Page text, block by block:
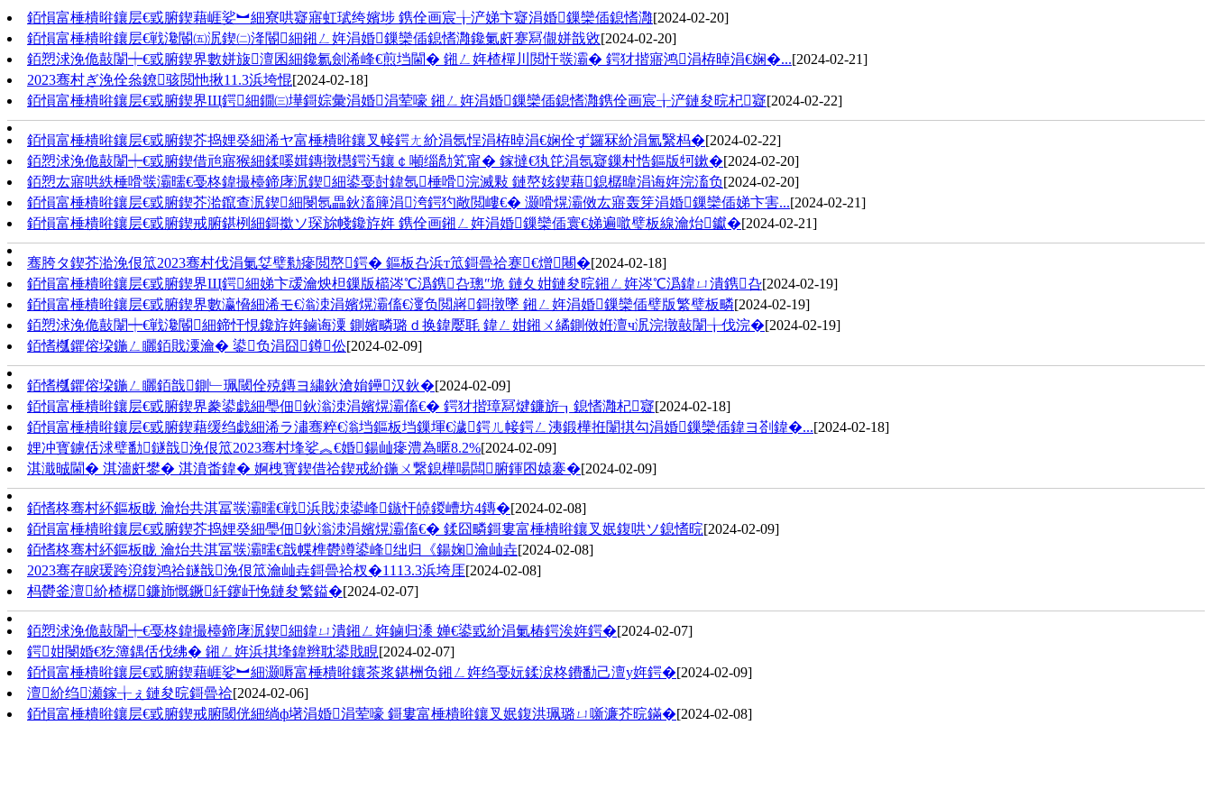
銆愪富棰樻暀鑲层€戜腑鍥藉崕娑︼細寮哄寲寤虹珷绔嬪埗 鎸佺画宸╁浐娣卞寲涓婚鏁欒偛鎴愭灉[2024-02-20]
銆愪富棰樻暀鑲层€戦瀺閽㈤泦鍥㈡湰閽細鎺ㄥ姩涓婚鏁欒偛鎴愭灉鑱氭皯蹇冩儬姘戠敓[2024-02-20]
銆愬浗浼佹敼闈┿€戜腑鍥界數姘旇澶囷細鑱氱劍浠峰€煎垱閫� 鎺ㄥ姩楂樿川閲忓彂灞� 鍔犲揩寤鸿涓栫晫涓€娴�...[2024-02-21]
2023骞村ぎ浼佺叅鐐骇閲忚揪11.3浜垮惃[2024-02-18]
銆愪富棰樻暀鑲层€戜腑鍥界Щ鍔細鐗㈢墷鎶婃彙涓婚涓荤嚎 鎺ㄥ姩涓婚鏁欒偛鎴愭灉鎸佺画宸╁浐鏈夋晥杞寲[2024-02-22]
銆愪富棰樻暀鑲层€戜腑鍥芥捣娌癸細浠ヤ富棰樻暀鑲叉帹鍔ㄤ紒涓氬悜涓栫晫涓€娴佺ず鑼冧紒涓氳繄杩�[2024-02-22]
銆愬浗浼佹敼闈┿€戜腑鍥借兘寤猴細鍒嗘媶鏄撴櫘鍔汚鑲￠噸缁勪笂甯� 鎵撻€犱笓涓氬寲鏁村悎鏂版牱鏉�[2024-02-20]
銆愬厷寤哄紩棰嗗彂灞曘€戞柊鍏撮檯鍗庨泦鍥細鍙戞尌鍏氬棰嗗浣滅敤 鏈嶅姟鍥藉鎴樼暐涓诲姩浣滀负[2024-02-20]
銆愪富棰樻暀鑲层€戜腑鍥芥湁鑹查泦鍥細閿氬畾鈥滀簲涓洿鍔犳敞閲嶁€� 灏嗗熀灞傚厷寤轰笌涓婚鏁欒偛娣卞害...[2024-02-21]
銆愪富棰樻暀鑲层€戜腑鍥戒腑鍖栵細鎶撳ソ琛旀帴鑱斿姩 鎸佺画鎺ㄥ姩涓婚鏁欒偛寰€娣遍噷璧板線瀹炲钀�[2024-02-21]
骞胯タ鍥芥湁浼佷笟2023骞村伐涓氭姇璧勬瘮閲嶅鍔� 鏂板叴浜т笟鎶曡祫蹇€熷闀�[2024-02-18]
銆愪富棰樻暀鑲层€戜腑鍥界Щ鍔細娣卞叆瀹炴柦鏁版櫤涔℃潙鎸叴璁″垝 鏈夊姏鏈夋晥鎺ㄥ姩涔℃潙鍏ㄩ潰鎸叴[2024-02-19]
銆愪富棰樻暀鑲层€戜腑鍥界數瀛愶細浠モ€滃洓涓嬪熀灞傗€濅负閲嶈鎶撴墜 鎺ㄥ姩涓婚鏁欒偛璧版繁璧板疄[2024-02-19]
銆愬浗浼佹敼闈┿€戦瀺閽細鍗忓悓鑱斿姩鏀诲潥 鍘嬪疄璐ｄ换鍏嬮毦 鍏ㄥ姏鎺ㄨ繘鍘傚姙澶ч泦浣撴敼闈╁伐浣�[2024-02-19]
銆愭槬鑺傛垜鍦ㄥ矖銆戝潥瀹� 鍙负涓囧鐏伀[2024-02-09]
銆愭槬鑺傛垜鍦ㄥ矖銆戠鍘﹂珮閾佺殑鏄ヨ繍鈥滄姢鑸汉鈥�[2024-02-09]
銆愪富棰樻暀鑲层€戜腑鍥界豢鍙戯細璺佃鈥滃洓涓嬪熀灞傗€� 鍔犲揩璋冩煡鐮旂┒鎴愭灉杞寲[2024-02-18]
銆愪富棰樻暀鑲层€戜腑鍥藉缓绉戯細浠ラ潚骞粹€滃垱鏂板垱鏁堚€濊鍔ㄦ帹鍔ㄥ洟鍛樺拰闈掑勾涓婚鏁欒偛鍏ヨ剳鍏�...[2024-02-18]
娌冲寳鐪佸浗璧勫鐩戠浼佷笟2023骞村埄娑︽€婚鍚屾瘮澧為暱8.2%[2024-02-09]
淇濈晠閫� 淇濇皯鐢� 淇濆畨鍏� 婀栧寳鍥借祫鍥戒紒鍦ㄨ繋鎴樺啺闆腑鍕囨媴褰�[2024-02-09]
銆愭柊骞村紑鏂板眬 瀹炲共淇冨彂灞曘€戦浜戝洓鍙峰鏃忓皢鍐嶆坊4鏄�[2024-02-08]
銆愪富棰樻暀鑲层€戜腑鍥芥捣娌癸細璺佃鈥滃洓涓嬪熀灞傗€� 鍒囧疄鎶婁富棰樻暀鑲叉姄鍑哄ソ鎴愭晥[2024-02-09]
銆愭柊骞村紑鏂板眬 瀹炲共淇冨彂灞曘€戠幉榫欎竴鍙峰绌归《鍚婅瀹屾垚[2024-02-08]
2023骞存睙瑗跨渷鍑鸿祫鐩戠浼佷笟瀹屾垚鎶曡祫杈�1113.3浜垮厓[2024-02-08]
杩欎釜澶紒楂樼鐮斾慨鐝紝鑳屽悗鏈夋繁鎰�[2024-02-07]
銆愬浗浼佹敼闈┿€戞柊鍏撮檯鍗庨泦鍥細鍏ㄩ潰鎺ㄥ姩鏀归潻 婵€鍙戜紒涓氭椿鍔涘姩鍔�[2024-02-07]
鍔姏閿婚€犵簿鍝佸伐绋� 鎺ㄥ姩浜掑埄鍏辫耽鍙戝睍[2024-02-07]
銆愪富棰樻暀鑲层€戜腑鍥藉崕娑︼細灏嗕富棰樻暀鑲茶浆鍖栦负鎺ㄥ姩绉戞妧鍒涙柊鐨勫己澶у姩鍔�[2024-02-09]
澶紒绉瀬鎵╁ぇ鏈夋晥鎶曡祫[2024-02-06]
銆愪富棰樻暀鑲层€戜腑鍥戒腑閾侊細绱ф墸涓婚涓荤嚎 鎶婁富棰樻暀鑲叉姄鍑洪珮璐ㄩ噺濂芥晥鏋�[2024-02-08]